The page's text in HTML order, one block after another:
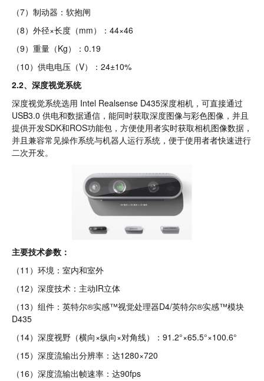
（7）制动器：软抱闸
（8）外径×长度（mm）：44×46
（9）重量（Kg）：0.19
（10）供电电压（V）：24±10%
2.2、深度视觉系统
深度视觉系统选用 Intel Realsense D435深度相机，可直接通过
USB3.0 供电和数据通信，能同时获取深度图像与彩色图像，并且
提供开发SDK和ROS功能包，方便使用者实时获取相机图像数据，
并且兼容常见操作系统与机器人运行系统，便于使用者者快速进行
二次开发。
主要技术参数：
（11）环境：室内和室外
（12）深度技术：主动IR立体
（13）组件：英特尔®实感™视觉处理器D4/英特尔®实感™模块
D435
（14）深度视野（横向×纵向×对角线）：91.2°×65.5°×100.6°
（15）深度流输出分辨率：达1280×720
（16）深度流输出帧速率：达90fps